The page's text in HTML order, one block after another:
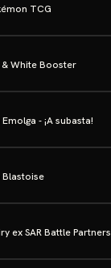
TCG
White Booster
- ¡A subasta!
Blastoise
ex SAR Battle Partners